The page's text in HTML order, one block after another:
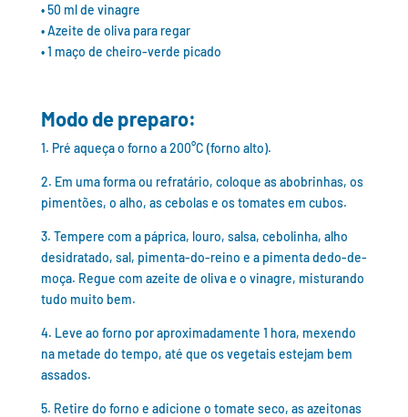
• 50 ml de vinagre
• Azeite de oliva para regar
• 1 maço de cheiro-verde picado
Modo de preparo:
1. Pré aqueça o forno a 200°C (forno alto).
2. Em uma forma ou refratário, coloque as abobrinhas, os
pimentões, o alho, as cebolas e os tomates em cubos.
3. Tempere com a páprica, louro, salsa, cebolinha, alho
desidratado, sal, pimenta-do-reino e a pimenta dedo-de-
moça. Regue com azeite de oliva e o vinagre, misturando
tudo muito bem.
4. Leve ao forno por aproximadamente 1 hora, mexendo
na metade do tempo, até que os vegetais estejam bem
assados.
5. Retire do forno e adicione o tomate seco, as azeitonas